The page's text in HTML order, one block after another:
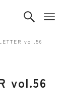
vol.56
vol.56